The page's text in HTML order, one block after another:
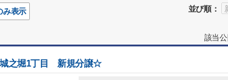
並び順：
み表示
該当
之堀1丁目 新規分譲☆